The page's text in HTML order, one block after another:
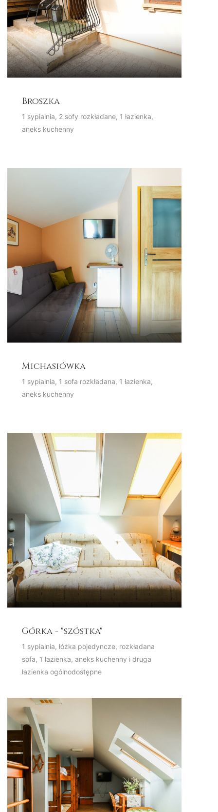
Broszka
1 sypialnia, 2 sofy rozkładane, 1 łazienka,
aneks kuchenny
Michasiówka
1 sypialnia, 1 sofa rozkładana, 1 łazienka,
aneks kuchenny
Górka - "szóstka"
1 sypialnia, łóżka pojedyncze, rozkładana
sofa, 1 łazienka, aneks kuchenny i druga
łazienka ogólnodostępne